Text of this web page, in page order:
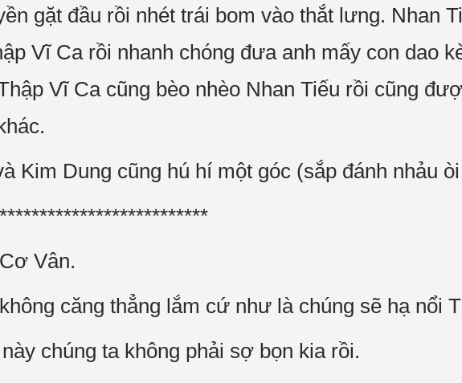
gặt đầu rồi nhét trái bom vào thắt lưng. Nhan
Vĩ Ca rồi nhanh chóng đưa anh mấy con dao
Vĩ Ca cũng bèo nhèo Nhan Tiếu rồi cũng
Kim Dung cũng hú hí một góc (sắp đánh nhảu
Vân.
căng thẳng lắm cứ như là chúng sẽ hạ nổi
chúng ta không phải sợ bọn kia rồi.